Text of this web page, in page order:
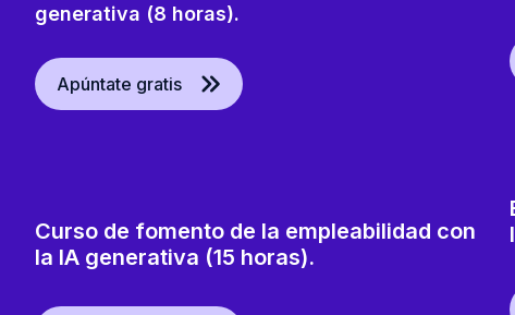
generativa (8 horas).
Apúntate gratis
Curso de fomento de la empleabilidad con
la IA generativa (15 horas).